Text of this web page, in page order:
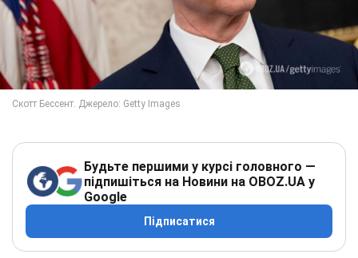
Будьте першими у курсі головного —
підпишіться на Новини на OBOZ.UA у
Google
Підписатися